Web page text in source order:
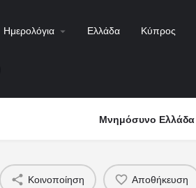
Ημερολόγια Ελλάδα Κύπρος
Μνημόσυνο Ελλάδα
Κοινοποίηση Αποθήκευση